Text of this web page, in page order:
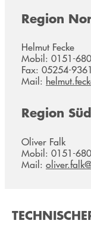
Region
Helmut Fecke
Mobil: 0151-
Fax: 05254-
Mail:
Region
Oliver Falk
Mobil: 0151-
Mail: